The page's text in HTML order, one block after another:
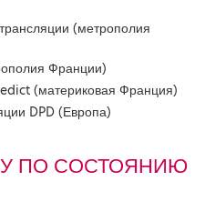
(метрополия
Франции)
(материковая Франция)
DPD (Европа)
ПО СОСТОЯНИЮ